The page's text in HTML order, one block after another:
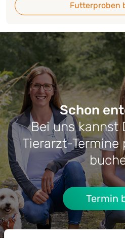
Futterproben
Schon
Bei uns kannst
Tierarzt-Termine
Termin